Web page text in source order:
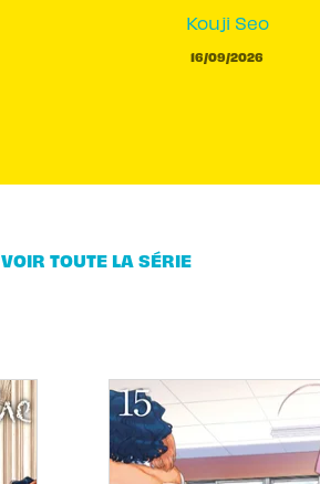
Kouji Seo
16/09/2026
VOIR TOUTE LA SÉRIE